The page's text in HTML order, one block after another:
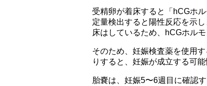
受精卵が着床すると「hCGホ
定量検出すると陽性反応を示
床はしているため、hCGホルモ
そのため、妊娠検査薬を使用
りすると、妊娠が成立する可
胎嚢は、妊娠5〜6週目に確認